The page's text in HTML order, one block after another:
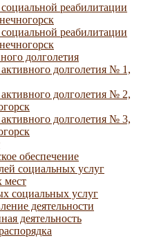
реабилитации
реабилитации
долголетия
долголетия № 1,
долголетия № 2,
долголетия № 3,
обеспечение
социальных услуг
мест
социальных услуг
деятельности
деятельность